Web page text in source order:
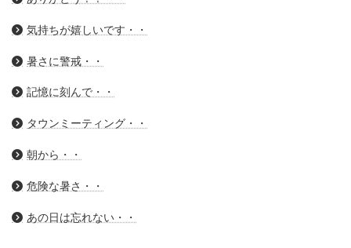
気持ちが嬉しいです・・
暑さに警戒・・
記憶に刻んで・・
タウンミーティング・・
朝から・・
危険な暑さ・・
あの日は忘れない・・